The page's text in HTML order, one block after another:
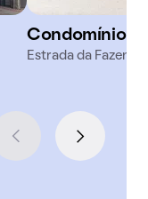
Condomínio
Estrada da